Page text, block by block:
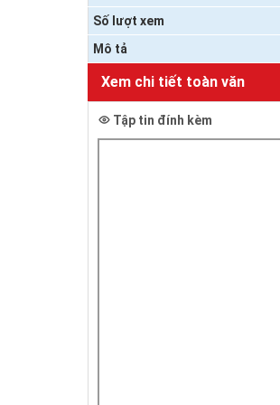
Số lượt xem
Mô tả
Xem chi tiết toàn văn
Tập tin đính kèm